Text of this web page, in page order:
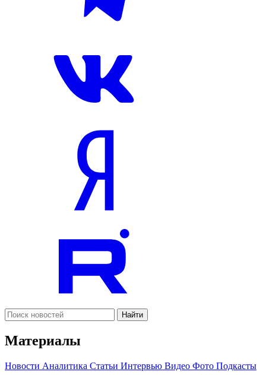
Найти
Материалы
Новости Аналитика Статьи Интервью Видео Фото Подкасты